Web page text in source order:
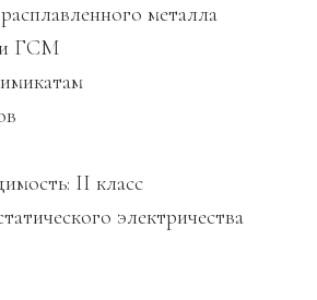
металла
и ГСМ
II класс
электричества